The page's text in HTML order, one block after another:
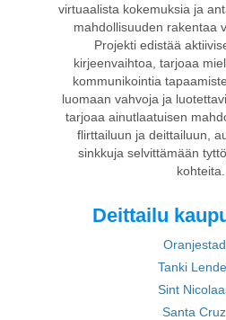
virtuaalista kokemuksia ja
mahdollisuuden rakentaa
Projekti edistää
kirjeenvaihtoa, tarjoaa
kommunikointia
luomaan vahvoja ja
tarjoaa ainutlaatuisen
flirttailuun ja deittailuun,
sinkkuja selvittämään
kohteita.
Deittailu
Oranjestad
Tanki
Sint
Santa Cruz